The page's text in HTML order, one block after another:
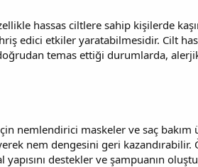
hassas ciltlere sahip kişilerde
edici etkiler yaratabilmesidir. Cilt
temas ettiği durumlarda,
nemlendirici maskeler ve saç
nem dengesini geri kazandırabilir.
destekler ve şampuanın